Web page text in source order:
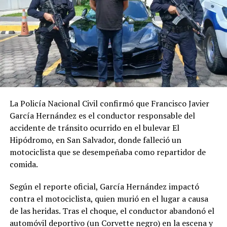
de reforzar la seguridad cibernética mediante
herramientas de detección temprana, inteligencia de
amenazas y estrategias de respuesta coordinada.
Más información sobre el informe completo está
disponible en el portal oficial de ESET:WeLiveSecurity.
Además, la compañía invita a escucharConexión Segura,
su podcast de seguridad informática, disponible en
Spotify.
Comparte esto:
Me gusta esto:
La Policía Nacional Civil confirmó que Francisco Javier
García Hernández es el conductor responsable del
accidente de tránsito ocurrido en el bulevar El
Hipódromo, en San Salvador, donde falleció un
motociclista que se desempeñaba como repartidor de
comida.
Según el reporte oficial, García Hernández impactó
contra el motociclista, quien murió en el lugar a causa
de las heridas. Tras el choque, el conductor abandonó el
automóvil deportivo (un Corvette negro) en la escena y